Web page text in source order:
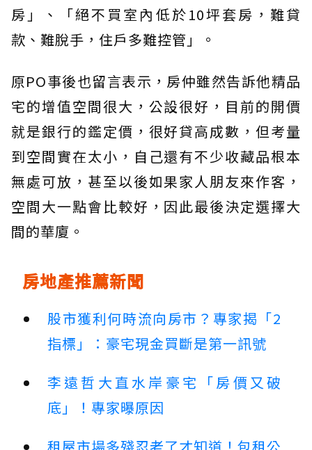
房」、「絕不買室內低於10坪套房，難貸
款、難脫手，住戶多難控管」。
原PO事後也留言表示，房仲雖然告訴他精品
宅的增值空間很大，公設很好，目前的開價
就是銀行的鑑定價，很好貸高成數，但考量
到空間實在太小，自己還有不少收藏品根本
無處可放，甚至以後如果家人朋友來作客，
空間大一點會比較好，因此最後決定選擇大
間的華廈。
房地產推薦新聞
股市獲利何時流向房市？專家揭「2
指標」：豪宅現金買斷是第一訊號
李遠哲大直水岸豪宅「房價又破
底」！專家曝原因